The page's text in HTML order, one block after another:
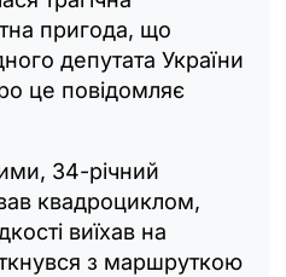
пригода, що
депутата України
це повідомляє
34-річний
квадроциклом,
виїхав на
з маршруткою